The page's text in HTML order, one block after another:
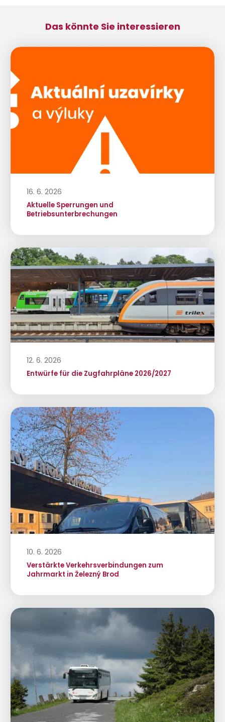
Das könnte Sie interessieren
16. 6. 2026
Aktuelle Sperrungen und
Betriebsunterbrechungen
12. 6. 2026
Entwürfe für die Zugfahrpläne 2026/2027
10. 6. 2026
Verstärkte Verkehrsverbindungen zum
Jahrmarkt in Železný Brod